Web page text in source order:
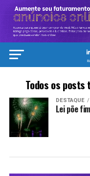
Todos os
DESTAQUE
Lei põe